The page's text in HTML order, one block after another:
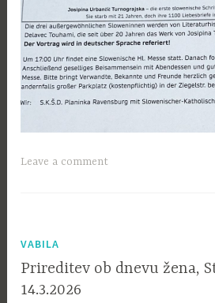
Leave a comment
VABILA
Prireditev ob dnevu žena,
14.3.2026